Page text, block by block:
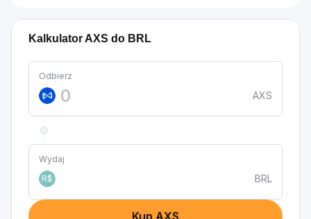
Kalkulator AXS do BRL
Odbierz
AXS
Wydaj
R$
BRL
Kup AXS